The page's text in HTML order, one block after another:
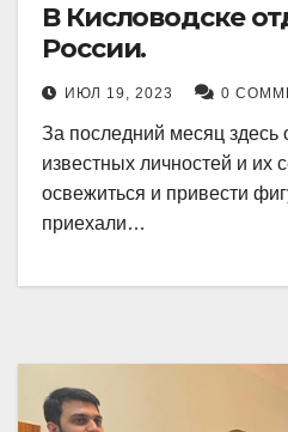
В Кисловодске
России.
ИЮЛ 19, 2023 0
За последний месяц здесь
известных личностей и их
освежиться и привести
приехали…